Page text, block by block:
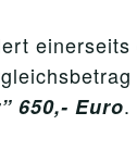
650,- Euro.